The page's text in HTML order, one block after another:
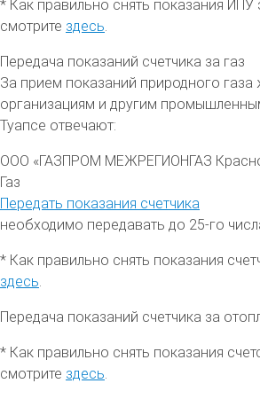
* Как правильно снять показания ИПУ
смотрите здесь
Передача показаний счетчика за газ
За прием показаний природного газа
организациям и другим
Туапсе отвечают:
ООО «ГАЗПРОМ МЕЖРЕГИОНГАЗ
Газ
Передать показания счетчика
необходимо передавать до 25-го
* Как правильно снять показания
здесь
Передача показаний счетчика за
* Как правильно снять показания
смотрите здесь